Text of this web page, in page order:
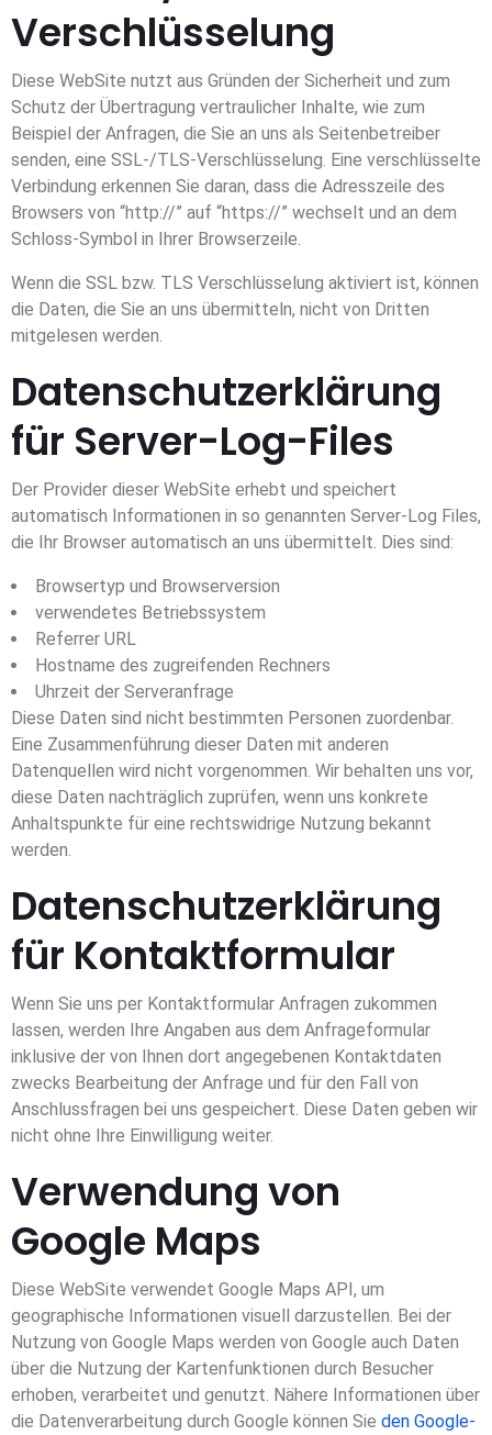
Verschlüsselung
Diese WebSite nutzt aus Gründen der Sicherheit und zum
Schutz der Übertragung vertraulicher Inhalte, wie zum
Beispiel der Anfragen, die Sie an uns als Seitenbetreiber
senden, eine SSL-/TLS-Verschlüsselung. Eine verschlüsselte
Verbindung erkennen Sie daran, dass die Adresszeile des
Browsers von “http://” auf “https://” wechselt und an dem
Schloss-Symbol in Ihrer Browserzeile.
Wenn die SSL bzw. TLS Verschlüsselung aktiviert ist, können
die Daten, die Sie an uns übermitteln, nicht von Dritten
mitgelesen werden.
Datenschutzerklärung
für Server-Log-Files
Der Provider dieser WebSite erhebt und speichert
automatisch Informationen in so genannten Server-Log Files,
die Ihr Browser automatisch an uns übermittelt. Dies sind:
Browsertyp und Browserversion
verwendetes Betriebssystem
Referrer URL
Hostname des zugreifenden Rechners
Uhrzeit der Serveranfrage
Diese Daten sind nicht bestimmten Personen zuordenbar.
Eine Zusammenführung dieser Daten mit anderen
Datenquellen wird nicht vorgenommen. Wir behalten uns vor,
diese Daten nachträglich zuprüfen, wenn uns konkrete
Anhaltspunkte für eine rechtswidrige Nutzung bekannt
werden.
Datenschutzerklärung
für Kontaktformular
Wenn Sie uns per Kontaktformular Anfragen zukommen
lassen, werden Ihre Angaben aus dem Anfrageformular
inklusive der von Ihnen dort angegebenen Kontaktdaten
zwecks Bearbeitung der Anfrage und für den Fall von
Anschlussfragen bei uns gespeichert. Diese Daten geben wir
nicht ohne Ihre Einwilligung weiter.
Verwendung von
Google Maps
Diese WebSite verwendet Google Maps API, um
geographische Informationen visuell darzustellen. Bei der
Nutzung von Google Maps werden von Google auch Daten
über die Nutzung der Kartenfunktionen durch Besucher
erhoben, verarbeitet und genutzt. Nähere Informationen über
die Datenverarbeitung durch Google können Sie den Google-